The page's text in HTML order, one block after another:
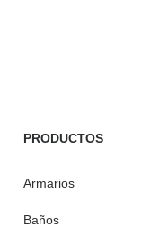
PRODUCTOS
Armarios
Baños